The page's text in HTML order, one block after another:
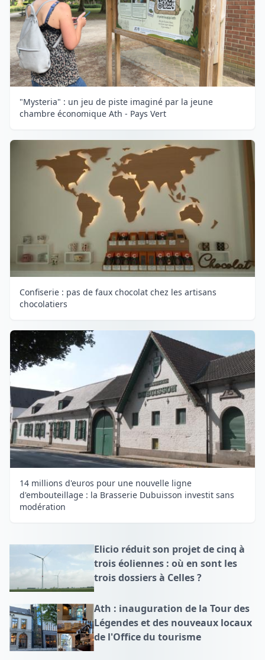
"Mysteria" : un jeu de piste imaginé par la jeune
chambre économique Ath - Pays Vert
Confiserie : pas de faux chocolat chez les artisans
chocolatiers
14 millions d'euros pour une nouvelle ligne
d'embouteillage : la Brasserie Dubuisson investit sans
modération
Elicio réduit son projet de cinq à
trois éoliennes : où en sont les
trois dossiers à Celles ?
Ath : inauguration de la Tour des
Légendes et des nouveaux locaux
de l'Office du tourisme